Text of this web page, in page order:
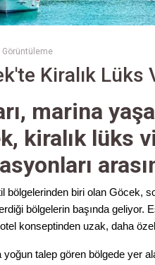
Görüntüleme
Kiralık
marina
kiralık lüks
bölgelerinden biri olan Göcek,
bölgelerin başında
konseptinden uzak, daha
talep gören bölgede yer